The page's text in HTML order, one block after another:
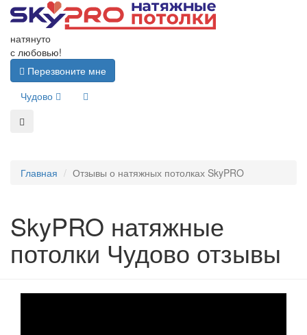
натянуто
с любовью!
Перезвоните мне
Чудово
Главная Отзывы о натяжных потолках SkyPRO
SkyPRO натяжные
потолки Чудово отзывы